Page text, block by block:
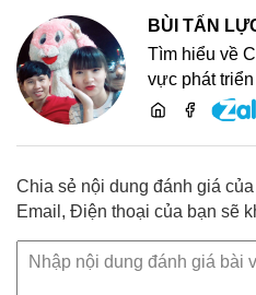
BÙI TẤN
Tìm hiểu về
vực phát
Chia sẻ nội dung đánh giá
Email, Điện thoại của bạn sẽ